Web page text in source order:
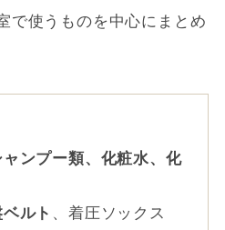
で使うものを中心にまとめ
ンプー類、化粧水、化
ルト 、着圧ソックス